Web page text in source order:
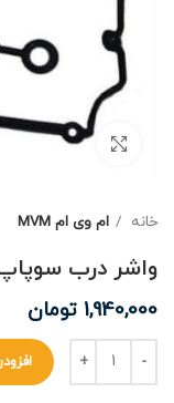
برای بزرگنمایی
خانه ام وی ام MVM
واشر درب سوپاپ
1,940,000 تومان